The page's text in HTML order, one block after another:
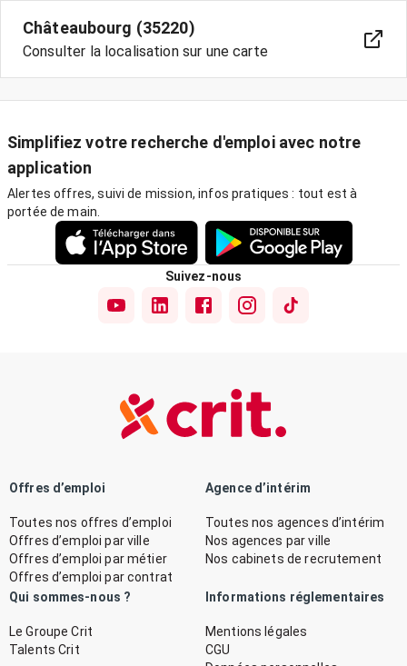
Châteaubourg (35220)
Consulter la localisation sur une carte
Simplifiez votre recherche d'emploi avec notre
application
Alertes offres, suivi de mission, infos pratiques : tout est à
portée de main.
Suivez-nous
Offres d’emploi
Toutes nos offres d’emploi
Offres d’emploi par ville
Offres d’emploi par métier
Offres d’emploi par contrat
Agence d’intérim
Toutes nos agences d’intérim
Nos agences par ville
Nos cabinets de recrutement
Qui sommes-nous ?
Le Groupe Crit
Talents Crit
Informations réglementaires
Mentions légales
CGU